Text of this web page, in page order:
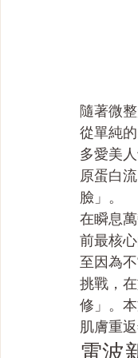
隨著微
從單純
多愛美
原蛋白
臉」。
在瞬息
前最核
至因為
挑戰，
修」。
肌膚重